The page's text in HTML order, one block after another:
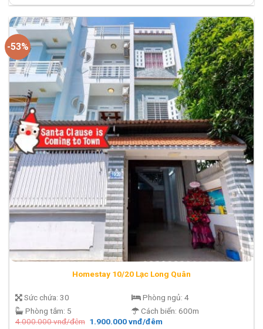
là:
đêm.
tại
550.000 vnđ/
đêm.
-53%
Homestay 10/20 Lạc Long Quân
Sức chứa: 30
Phòng tắm: 5
Phòng ngủ: 4
Cách biển: 600m
4.000.000vnđ/đêm Giá
1.900.000vnđ/đêmGiá